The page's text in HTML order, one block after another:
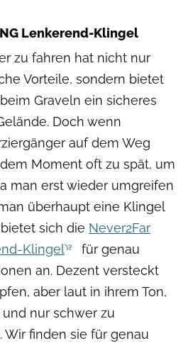
Lenkerend-Klingel
zu fahren hat nicht nur
Vorteile, sondern bietet
Graveln ein sicheres
Doch wenn
auf dem Weg
Moment oft zu spät, um
man erst wieder umgreifen
überhaupt eine Klingel
sich die Never2Far
Klingel
für genau
an. Dezent versteckt
aber laut in ihrem Ton,
nur schwer zu
Wir finden sie für genau